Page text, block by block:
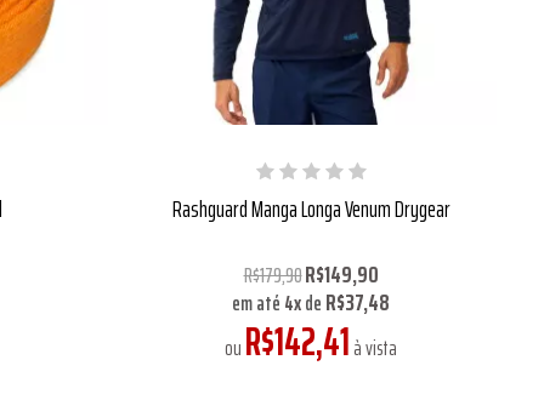
Rashguard Manga Longa Venum Drygear
R$179,90R$149,90
em até4xdeR$37,48
ouR$142,41à vista